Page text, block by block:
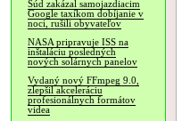
Súd zakázal samojazdiacim
Google taxíkom dobíjanie v
noci, rušili obyvateľov
NASA pripravuje ISS na
inštaláciu posledných
nových solárnych panelov
Vydaný nový FFmpeg 9.0,
zlepšil akceleráciu
profesionálnych formátov
videa